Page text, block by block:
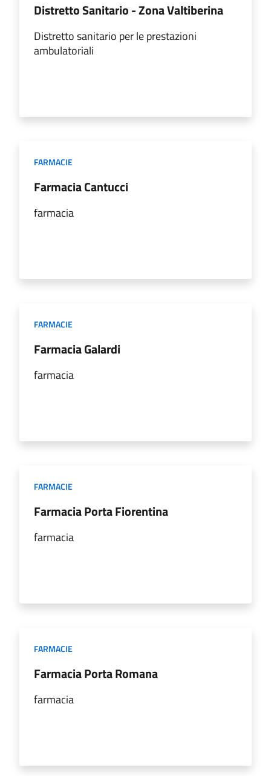
Distretto Sanitario - Zona Valtiberina
Distretto sanitario per le prestazioni
ambulatoriali
FARMACIE
Farmacia Cantucci
farmacia
FARMACIE
Farmacia Galardi
farmacia
FARMACIE
Farmacia Porta Fiorentina
farmacia
FARMACIE
Farmacia Porta Romana
farmacia